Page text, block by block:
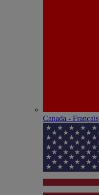
Canada - Français